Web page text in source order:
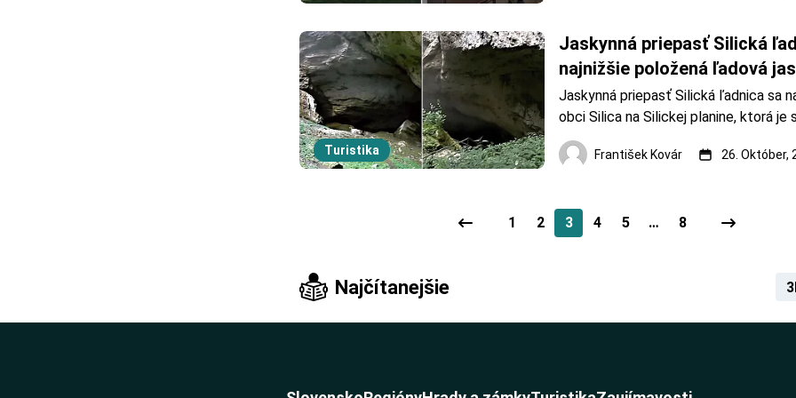
Vojtech Alexander, prvý
Turistika
Jaskynná priepasť Silická
najnižšie položená ľadová
v Európe.
Jaskynná priepasť Silická ľadnica sa
obci Silica na Silickej planine, ktorá je
Národného parku Slovenský kras. Ako
podzemného bohatstva Slovenského
František Kovár 26. Október,
1 2 3 4 5 … 8
Najčítanejšie